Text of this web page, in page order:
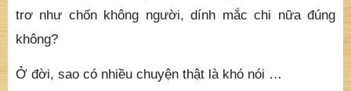
trơ như chốn không người, dính mắc chi nữa đúng
không?
Ở đời, sao có nhiều chuyện thật là khó nói …